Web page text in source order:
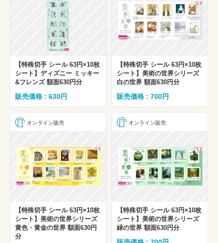
【特殊切手 シール 63円×10枚
シート】ディズニー ミッキー
&フレンズ 額面630円分
販売価格 : 630円
【特殊切手 シール 63円×10枚
シート】美術の世界シリーズ
白の世界 額面630円分
販売価格 : 700円
オンライン販売
【特殊切手 シール 63円×10枚
シート】美術の世界シリーズ
黄色・黄金の世界 額面630円
分
オンライン販売
【特殊切手 シール 63円×10枚
シート】美術の世界シリーズ
緑の世界 額面630円分